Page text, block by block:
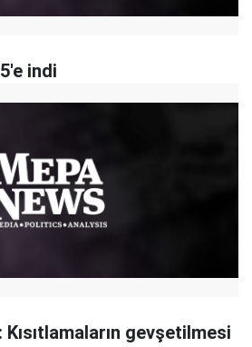
indi
Kısıtlamaların gevşetilmesi